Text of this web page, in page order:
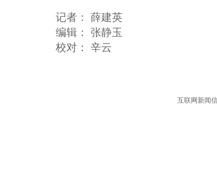
记者： 薛建英
编辑： 张静玉
互联网新闻